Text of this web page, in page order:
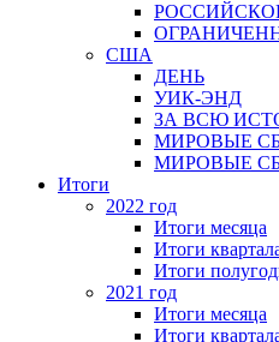
США
ДЕНЬ
УИК-ЭНД
ЗА ВСЮ
МИРОВЫЕ
МИРОВЫЕ
Итоги
2022 год
Итоги месяца
Итоги
Итоги
2021 год
Итоги месяца
Итоги